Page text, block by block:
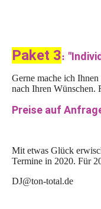
Paket 3:
Gerne mache ich
nach Ihren Wünschen.
Preise auf
Mit etwas Glück
Termine in 2020. Für
DJ@ton-total.de